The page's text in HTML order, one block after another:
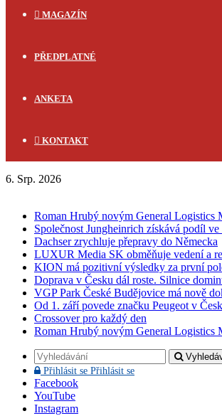
MAGAZÍN
PŘEDPLATNÉ
ANKETA
KONTAKT
6. Srp. 2026
Roman Hrubý novým General Logistics
Společnost Jungheinrich získává podíl
Dachser zrychluje přepravy do Německa
LUXUR Media SK obměňuje vedení a
KION má pozitivní výsledky za první
Doprava v Česku dál roste. Silnice
VGP Park České Budějovice má nově
Od 1. září povede značku Peugeot v
Crossover pro každý den
Roman Hrubý novým General Logistics
Přihlásit se Přihlásit se
Facebook
YouTube
Instagram